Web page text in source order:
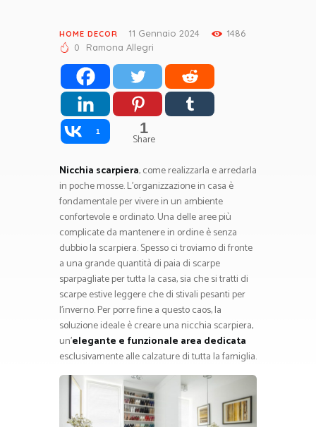
HOME DECOR 11 Gennaio 2024
1486
0
Ramona Allegri
1 1
Share
Nicchia scarpiera, come realizzarla e arredarla
in poche mosse. L’organizzazione in casa è
fondamentale per vivere in un ambiente
confortevole e ordinato. Una delle aree più
complicate da mantenere in ordine è senza
dubbio la scarpiera. Spesso ci troviamo di fronte
a una grande quantità di paia di scarpe
sparpagliate per tutta la casa, sia che si tratti di
scarpe estive leggere che di stivali pesanti per
l’inverno. Per porre fine a questo caos, la
soluzione ideale è creare una nicchia scarpiera,
un’elegante e funzionale area dedicata
esclusivamente alle calzature di tutta la famiglia.